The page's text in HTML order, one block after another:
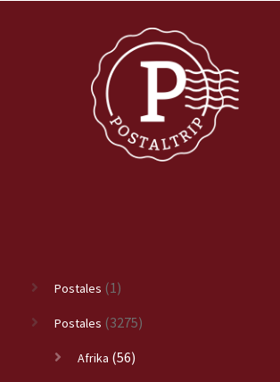
Postales (1)
Postales (3275)
Afrika (56)